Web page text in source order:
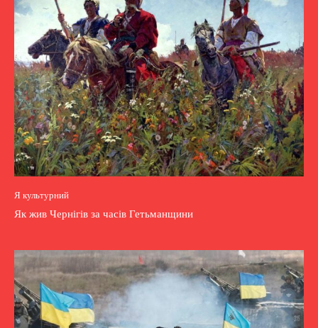
Я культурний
Як жив Чернігів за часів Гетьманщини